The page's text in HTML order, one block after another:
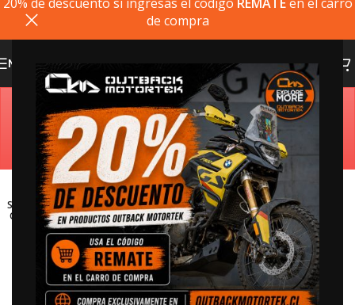
de compra
MENU
Estimado cliente, si el producto que busca no está
disponible, puede comprarlo directamente en
outbackmotortek.com
SOLD
OUT